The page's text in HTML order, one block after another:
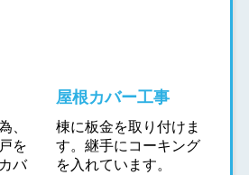
、
を
バ
屋根カバー工事
棟に板金を取り付けま
す。継手にコーキング
を入れています。